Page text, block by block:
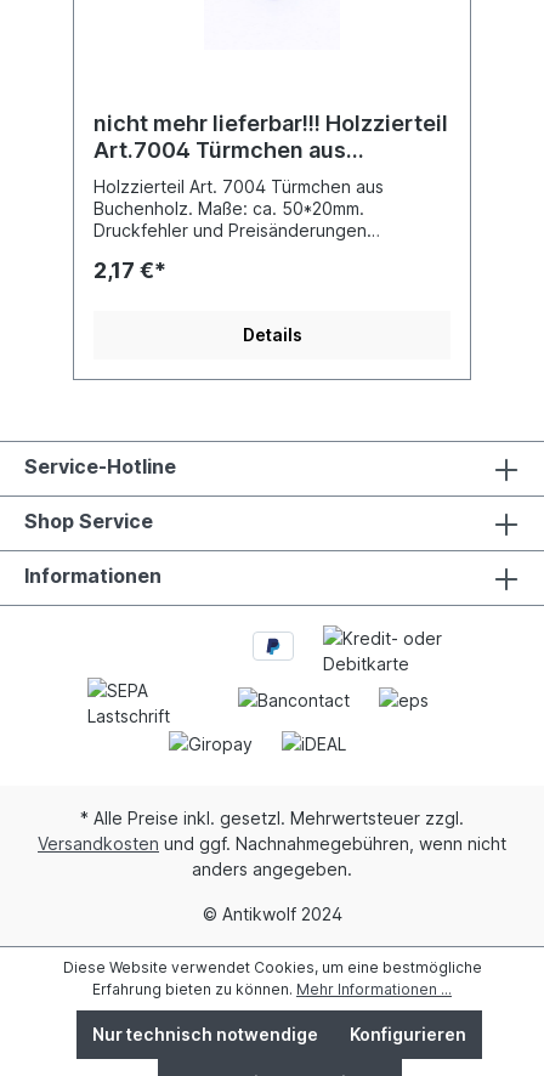
nicht mehr lieferbar!!! Holzzierteil
Art.7004 Türmchen aus
Buchenholz. Maße: ca.50*20mm
Auslauf-Artikel!!!
Holzzierteil Art. 7004 Türmchen aus
Buchenholz. Maße: ca. 50*20mm.
Druckfehler und Preisänderungen
2,17 €*
Details
Service-Hotline
Shop Service
Informationen
* Alle Preise inkl. gesetzl. Mehrwertsteuer zzgl.
Versandkosten und ggf. Nachnahmegebühren, wenn nicht
anders angegeben.
© Antikwolf 2024
Diese Website verwendet Cookies, um eine bestmögliche
Erfahrung bieten zu können. Mehr Informationen ...
Nur technisch notwendige Konfigurieren